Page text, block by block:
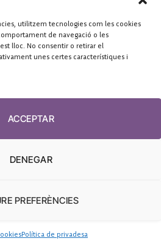
utilitzem tecnologies com les cookies
de navegació o les
lloc. No consentir o retirar el
unes certes característiques i
ACCEPTAR
DENEGAR
PREFERÈNCIES
Política de privadesa